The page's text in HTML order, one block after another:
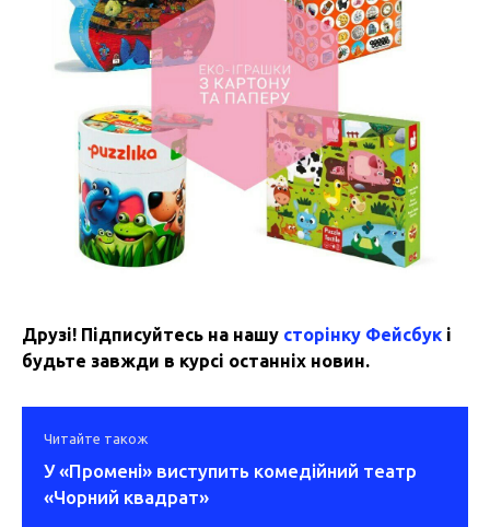
Друзі! Підписуйтесь на нашу сторінку Фейсбук і
будьте завжди в курсі останніх новин.
Читайте також
У «Промені» виступить комедійний театр
«Чорний квадрат»